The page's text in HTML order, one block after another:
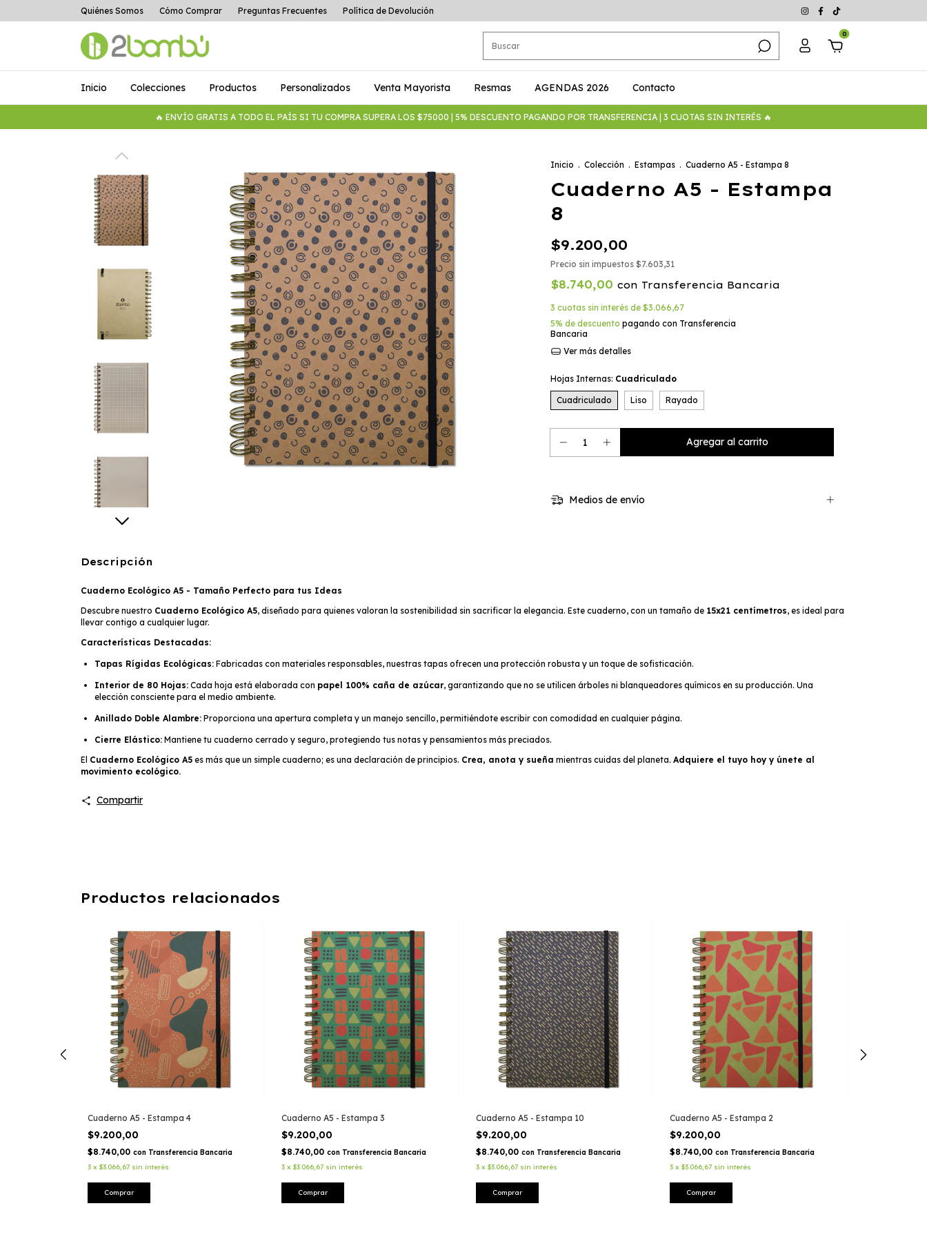
Quiénes Somos Cómo Comprar Preguntas Frecuentes Política de Devolución
0
Inicio Colecciones Productos Personalizados Venta Mayorista Resmas AGENDAS 2026 Contacto
🔥 ENVÍO GRATIS A TODO EL PAÍS SI TU COMPRA SUPERA LOS $75000 | 5% DESCUENTO PAGANDO POR TRANSFERENCIA | 3 CUOTAS SIN INTERÉS 🔥
Inicio . Colección . Estampas . Cuaderno A5 - Estampa 8
Cuaderno A5 - Estampa
8
$9.200,00
Precio sin impuestos $7.603,31
$8.740,00 con Transferencia Bancaria
3 cuotas sin interés de $3.066,67
5% de descuento pagando con Transferencia
Bancaria
Ver más detalles
Hojas Internas: Cuadriculado
Cuadriculado Liso Rayado
Medios de envío
Descripción
Cuaderno Ecológico A5 - Tamaño Perfecto para tus Ideas
Descubre nuestro Cuaderno Ecológico A5, diseñado para quienes valoran la sostenibilidad sin sacrificar la elegancia. Este cuaderno, con un tamaño de 15x21 centímetros, es ideal para
llevar contigo a cualquier lugar.
Características Destacadas:
Tapas Rígidas Ecológicas: Fabricadas con materiales responsables, nuestras tapas ofrecen una protección robusta y un toque de sofisticación.
Interior de 80 Hojas: Cada hoja está elaborada con papel 100% caña de azúcar, garantizando que no se utilicen árboles ni blanqueadores químicos en su producción. Una
elección consciente para el medio ambiente.
Anillado Doble Alambre: Proporciona una apertura completa y un manejo sencillo, permitiéndote escribir con comodidad en cualquier página.
Cierre Elástico: Mantiene tu cuaderno cerrado y seguro, protegiendo tus notas y pensamientos más preciados.
El Cuaderno Ecológico A5 es más que un simple cuaderno; es una declaración de principios. Crea, anota y sueña mientras cuidas del planeta. Adquiere el tuyo hoy y únete al
movimiento ecológico.
Compartir
Productos relacionados
Cuaderno A5 - Estampa 4
$9.200,00
$8.740,00 con Transferencia Bancaria
3 x $3.066,67 sin interés
Comprar
Cuaderno A5 - Estampa 3
$9.200,00
$8.740,00con Transferencia Bancaria
3 x$3.066,67 sin interés
Comprar
Cuaderno A5 - Estampa 10
$9.200,00
$8.740,00 con Transferencia Bancaria
3 x $3.066,67 sin interés
Comprar
Cuaderno A5 - Estampa 2
$9.200,00
$8.740,00 con Transferencia Bancaria
3 x $3.066,67 sin interés
Comprar